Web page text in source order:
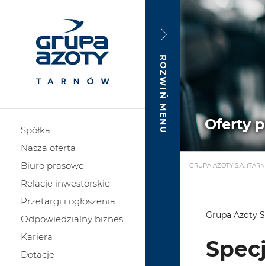
Spółka
Nasza oferta
Biuro prasowe
Relacje inwestorskie
Przetargi i ogłoszenia
Odpowiedzialny biznes
Kariera
Dotacje
ROZWIŃ MENU Oferty
GRUPA AZOTY S.A.
Grupa Azoty